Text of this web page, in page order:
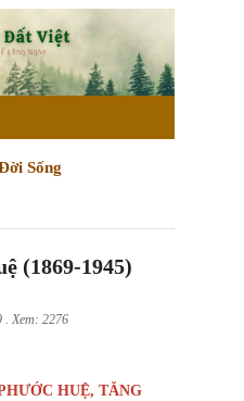
Sống
(1869-1945)
. Xem: 2276
HUỆ, TĂNG